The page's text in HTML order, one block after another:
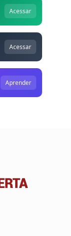
Acessar
Acessar
Aprender